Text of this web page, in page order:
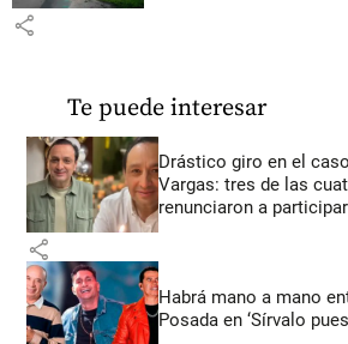
share
Te puede interesar
Drástico giro en el
Vargas: tres de las
renunciaron a
share
Habrá mano a mano
Posada en ‘Sírvalo